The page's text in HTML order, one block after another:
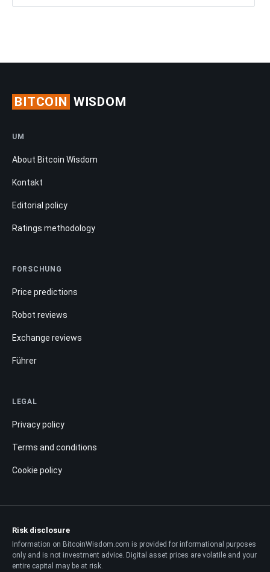
BITCOIN WISDOM
UM
About Bitcoin Wisdom
Kontakt
Editorial policy
Ratings methodology
FORSCHUNG
Price predictions
Robot reviews
Exchange reviews
Führer
LEGAL
Privacy policy
Terms and conditions
Cookie policy
Risk disclosure
Information on BitcoinWisdom.com is provided for informational purposes
only and is not investment advice. Digital asset prices are volatile and your
entire capital may be at risk.